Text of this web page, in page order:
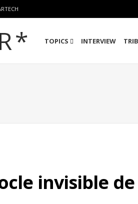
TOPICS INTERVIEW
invisible